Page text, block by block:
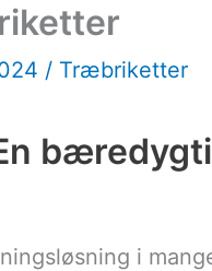
/ Træbriketter
i